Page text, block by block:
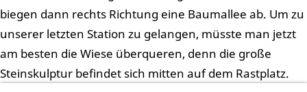
biegen dann rechts Richtung eine Baumallee ab. Um zu
unserer letzten Station zu gelangen, müsste man jetzt
am besten die Wiese überqueren, denn die große
Steinskulptur befindet sich mitten auf dem Rastplatz.